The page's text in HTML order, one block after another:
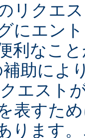
リクエ
にエン
利なこ
補助によ
エスト
表すた
ります